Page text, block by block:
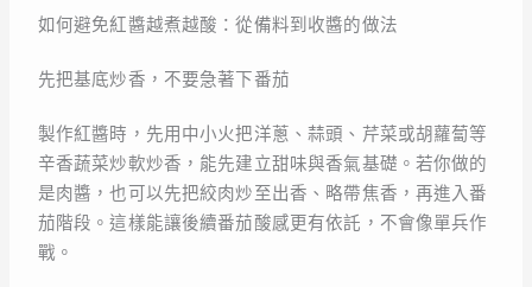
如何避免紅醬越煮越酸：從備料到收醬的做法
先把基底炒香，不要急著下番茄
製作紅醬時，先用中小火把洋蔥、蒜頭、芹菜或胡蘿蔔等
辛香蔬菜炒軟炒香，能先建立甜味與香氣基礎。若你做的
是肉醬，也可以先把絞肉炒至出香、略帶焦香，再進入番
茄階段。這樣能讓後續番茄酸感更有依託，不會像單兵作
戰。